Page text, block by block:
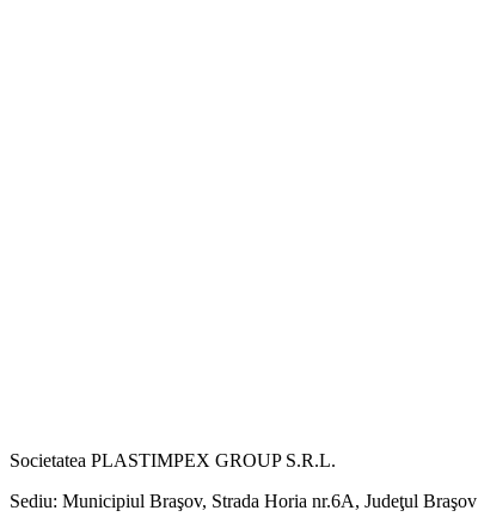
Societatea PLASTIMPEX GROUP S.R.L.
Sediu: Municipiul Braşov, Strada Horia nr.6A, Judeţul Braşov